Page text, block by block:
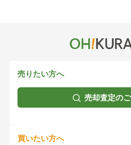
売りたい方へ
売却査定の
買いたい方へ